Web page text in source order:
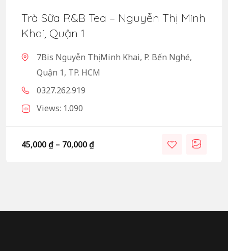
Trà Sữa R&B Tea – Nguyễn Thị Minh
Khai, Quận 1
7Bis Nguyễn Thị Minh Khai, P. Bến Nghé,
Quận 1, TP. HCM
0327.262.919
Views: 1.090
45,000₫ – 70,000₫